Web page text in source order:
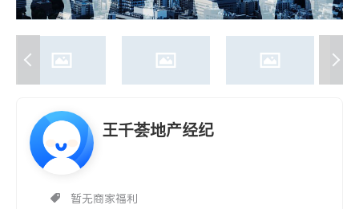
王千荟地产经纪
暂无商家福利